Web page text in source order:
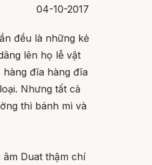
04-10-2017
đều là những kẻ
lên họ lễ vật
đĩa hàng đĩa
Nhưng tất cả
thì bánh mì và
Duat thậm chí